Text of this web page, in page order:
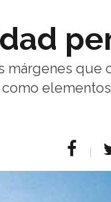
márgenes que